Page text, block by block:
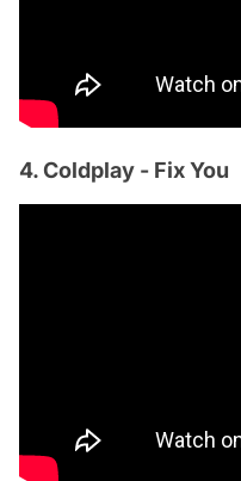
4. Coldplay - Fix You